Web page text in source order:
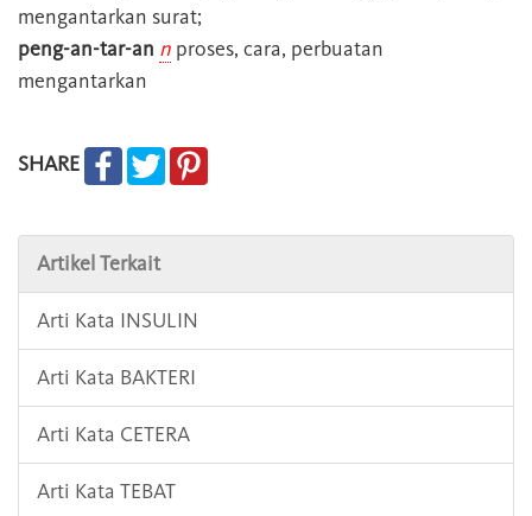
mengantarkan surat;
peng-an-tar-an n proses, cara, perbuatan
mengantarkan
SHARE
Artikel Terkait
Arti Kata INSULIN
Arti Kata BAKTERI
Arti Kata CETERA
Arti Kata TEBAT